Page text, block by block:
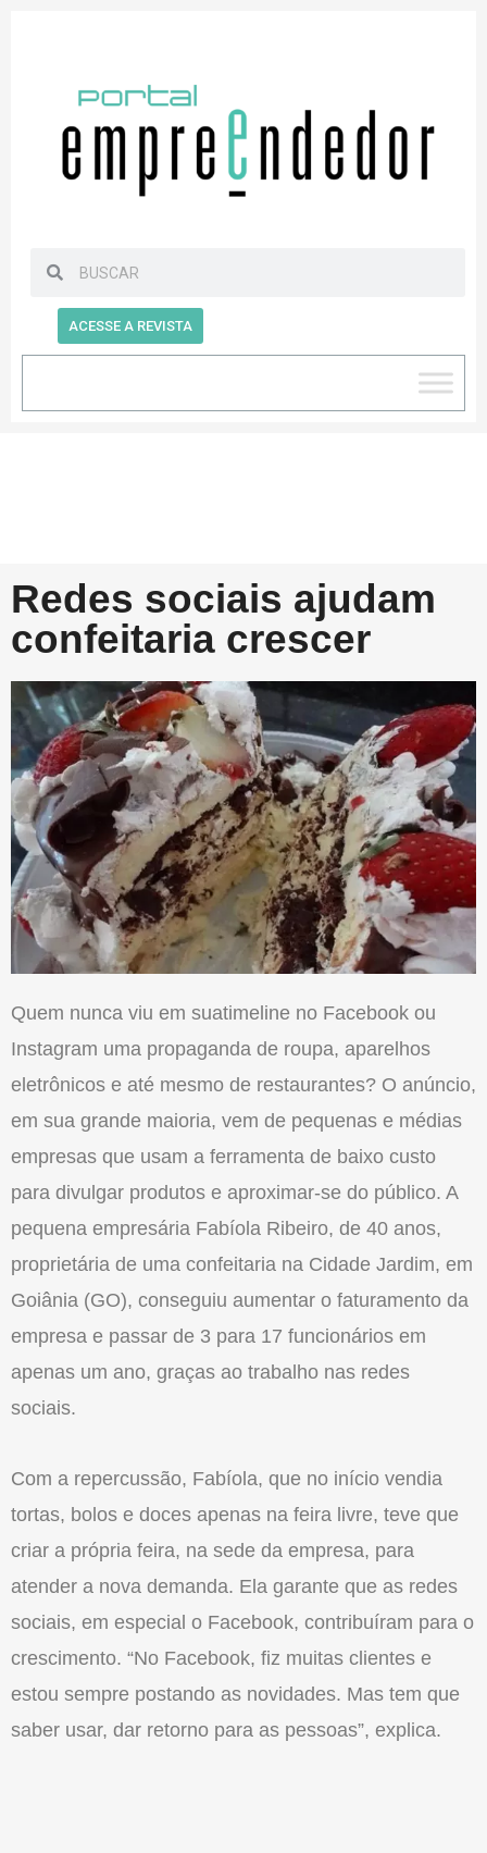
ACESSE A REVISTA
Redes sociais ajudam
confeitaria crescer
Quem nunca viu em suatimeline no Facebook ou
Instagram uma propaganda de roupa, aparelhos
eletrônicos e até mesmo de restaurantes? O anúncio,
em sua grande maioria, vem de pequenas e médias
empresas que usam a ferramenta de baixo custo
para divulgar produtos e aproximar-se do público. A
pequena empresária Fabíola Ribeiro, de 40 anos,
proprietária de uma confeitaria na Cidade Jardim, em
Goiânia (GO), conseguiu aumentar o faturamento da
empresa e passar de 3 para 17 funcionários em
apenas um ano, graças ao trabalho nas redes
sociais.
Com a repercussão, Fabíola, que no início vendia
tortas, bolos e doces apenas na feira livre, teve que
criar a própria feira, na sede da empresa, para
atender a nova demanda. Ela garante que as redes
sociais, em especial o Facebook, contribuíram para o
crescimento. “No Facebook, fiz muitas clientes e
estou sempre postando as novidades. Mas tem que
saber usar, dar retorno para as pessoas”, explica.